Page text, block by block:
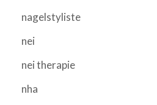
nagelstyliste
nei
nei therapie
nha